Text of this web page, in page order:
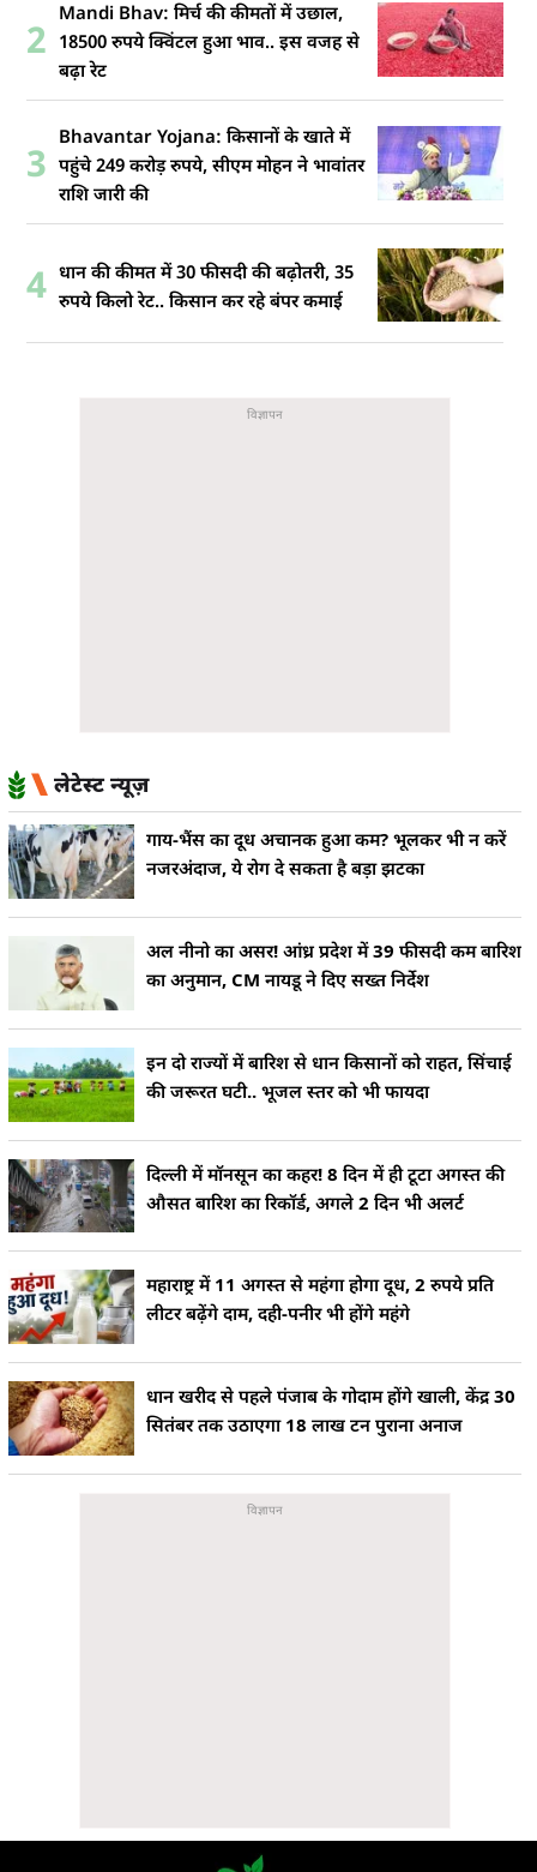
2
Mandi Bhav: मिर्च की कीमतों में उछाल,
18500 रुपये क्विंटल हुआ भाव.. इस वजह से
बढ़ा रेट
3
Bhavantar Yojana: किसानों के खाते में
पहुंचे 249 करोड़ रुपये, सीएम मोहन ने भावांतर
राशि जारी की
4 धान की कीमत में 30 फीसदी की बढ़ोतरी, 35
रुपये किलो रेट.. किसान कर रहे बंपर कमाई
लेटेस्ट न्यूज़
गाय-भैंस का दूध अचानक हुआ कम? भूलकर भी न करें
नजरअंदाज, ये रोग दे सकता है बड़ा झटका
अल नीनो का असर! आंध्र प्रदेश में 39 फीसदी कम बारिश
का अनुमान, CM नायडू ने दिए सख्त निर्देश
इन दो राज्यों में बारिश से धान किसानों को राहत, सिंचाई
की जरूरत घटी.. भूजल स्तर को भी फायदा
दिल्ली में मॉनसून का कहर! 8 दिन में ही टूटा अगस्त की
औसत बारिश का रिकॉर्ड, अगले 2 दिन भी अलर्ट
महाराष्ट्र में 11 अगस्त से महंगा होगा दूध, 2 रुपये प्रति
लीटर बढ़ेंगे दाम, दही-पनीर भी होंगे महंगे
धान खरीद से पहले पंजाब के गोदाम होंगे खाली, केंद्र 30
सितंबर तक उठाएगा 18 लाख टन पुराना अनाज